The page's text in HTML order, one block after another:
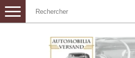
Toggle
navigation